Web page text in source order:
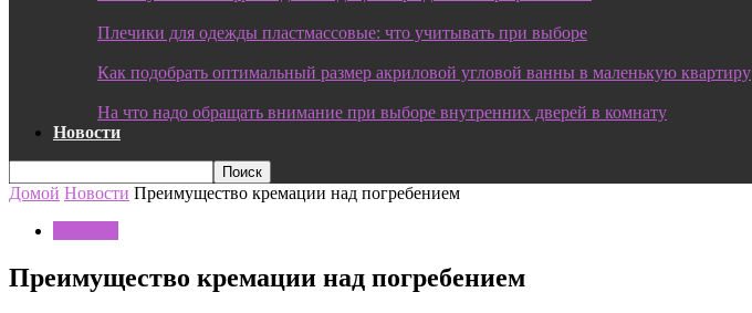
Плечики для одежды пластмассовые: что учитывать при выборе
Как подобрать оптимальный размер акриловой угловой ванны в маленькую квартиру
На что надо обращать внимание при выборе внутренних дверей в комнату
Новости
Домой Новости Преимущество кремации над погребением
Преимущество кремации над погребением